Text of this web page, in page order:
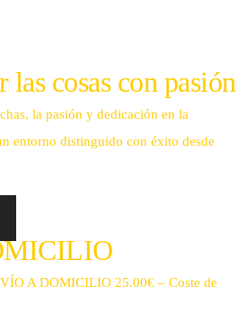
las cosas con pasión
la pasión y dedicación en la
entorno distinguido con éxito desde
A DOMICILIO 25.00€ – Coste de